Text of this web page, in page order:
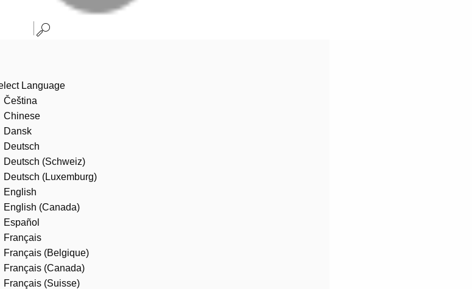
Language
Čeština
Chinese
Dansk
Deutsch
Deutsch (Schweiz)
Deutsch (Luxemburg)
English
English (Canada)
Español
Français
Français (Belgique)
Français (Canada)
Français (Suisse)